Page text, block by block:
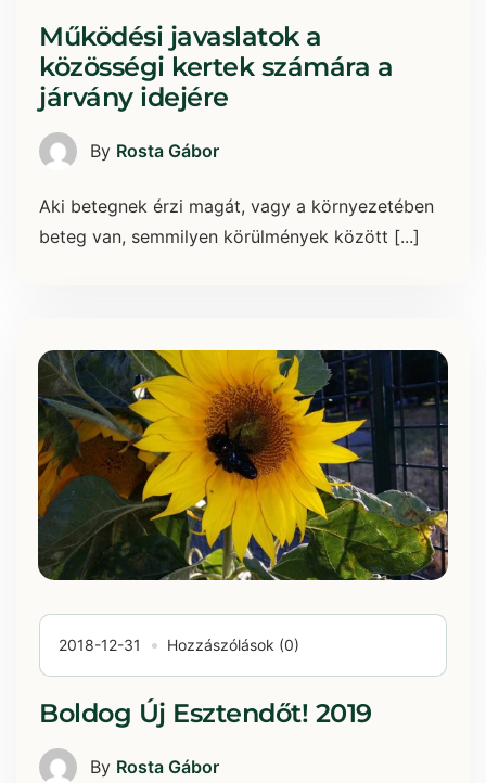
Működési javaslatok a
közösségi kertek számára a
járvány idejére
By Rosta Gábor
Aki betegnek érzi magát, vagy a környezetében
beteg van, semmilyen körülmények között [...]
2018-12-31 Hozzászólások (0)
Boldog Új Esztendőt! 2019
By Rosta Gábor